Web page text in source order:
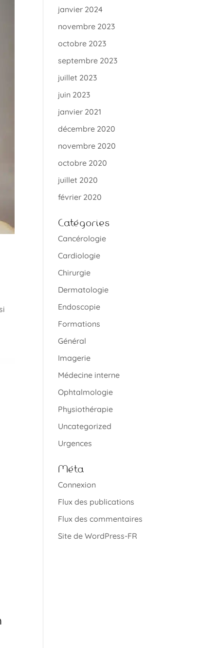
janvier 2024
novembre 2023
octobre 2023
septembre 2023
juillet 2023
juin 2023
janvier 2021
décembre 2020
novembre 2020
octobre 2020
juillet 2020
février 2020
Catégories
Cancérologie
Cardiologie
Chirurgie
Dermatologie
Endoscopie
Formations
Général
Imagerie
Médecine interne
Ophtalmologie
Physiothérapie
Uncategorized
Urgences
Méta
Connexion
Flux des publications
Flux des commentaires
Site de WordPress-FR